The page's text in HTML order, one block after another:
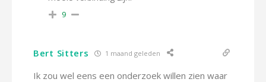
9
Bert Sitters 1 maand geleden
Ik zou wel eens een onderzoek willen zien waar